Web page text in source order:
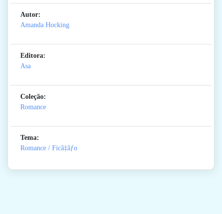
Autor:
Amanda Hocking
Editora:
Asa
Coleção:
Romance
Tema:
Romance / Ficã‡ãƒo